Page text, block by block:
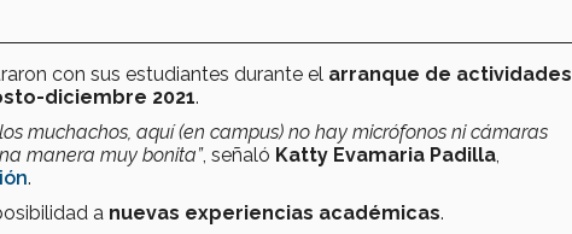
con sus estudiantes durante el arranque de actividades
diciembre 2021.
muchachos, aquí (en campus) no hay micrófonos ni cámaras
manera muy bonita”, señaló Katty Evamaria Padilla
.
a nuevas experiencias académicas.